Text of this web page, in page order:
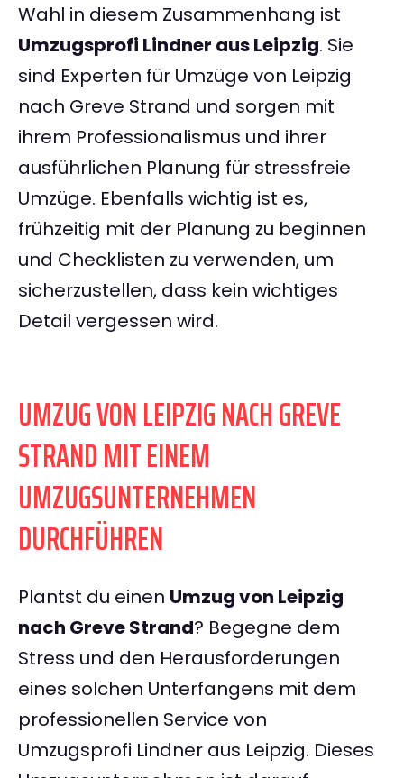
Wahl in diesem Zusammenhang ist
Umzugsprofi Lindner aus Leipzig. Sie
sind Experten für Umzüge von Leipzig
nach Greve Strand und sorgen mit
ihrem Professionalismus und ihrer
ausführlichen Planung für stressfreie
Umzüge. Ebenfalls wichtig ist es,
frühzeitig mit der Planung zu beginnen
und Checklisten zu verwenden, um
sicherzustellen, dass kein wichtiges
Detail vergessen wird.
UMZUG VON LEIPZIG NACH GREVE
STRAND MIT EINEM
UMZUGSUNTERNEHMEN
DURCHFÜHREN
Plantst du einen Umzug von Leipzig
nach Greve Strand? Begegne dem
Stress und den Herausforderungen
eines solchen Unterfangens mit dem
professionellen Service von
Umzugsprofi Lindner aus Leipzig. Dieses